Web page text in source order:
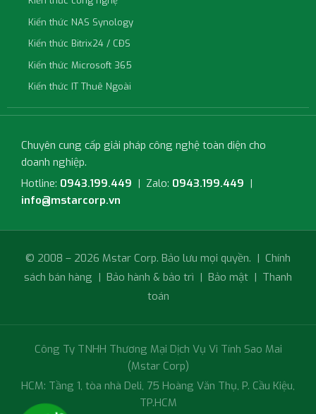
Kiến thức NAS Synology
Kiến thức Bitrix24 / CĐS
Kiến thức Microsoft 365
Kiến thức IT Thuê Ngoài
Chuyên cung cấp giải pháp công nghệ toàn diện cho
doanh nghiệp.
Hotline: 0943.199.449 | Zalo: 0943.199.449 |
info@mstarcorp.vn
© 2008 – 2026 Mstar Corp. Bảo lưu mọi quyền. | Chính
sách bán hàng | Bảo hành & bảo trì | Bảo mật | Thanh
toán
Công Ty TNHH Thương Mại Dịch Vụ Vi Tính Sao Mai
(Mstar Corp)
HCM: Tầng 1, tòa nhà Deli, 75 Hoàng Văn Thụ, P. Cầu Kiệu,
TP.HCM